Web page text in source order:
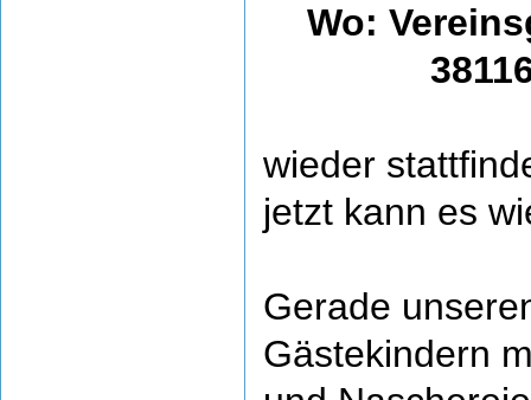
Wo:
wieder
jetzt kann es
Gerade
Gästekindern